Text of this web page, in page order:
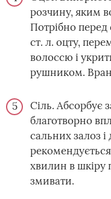
розчину, яким
Потрібно
ст. л. оцту,
волоссю і
рушником.
Сіль. Абсорбує
благотворно
сальних залоз
хвилин в шкіру
змивати.